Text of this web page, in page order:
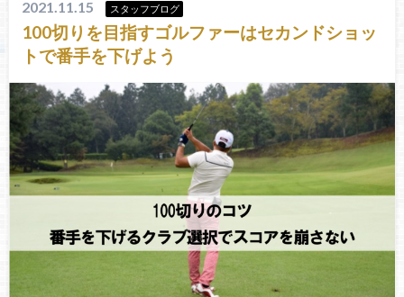
2021.11.15 スタッフブログ
100切りを目指すゴルファーはセカンドショッ
トで番手を下げよう